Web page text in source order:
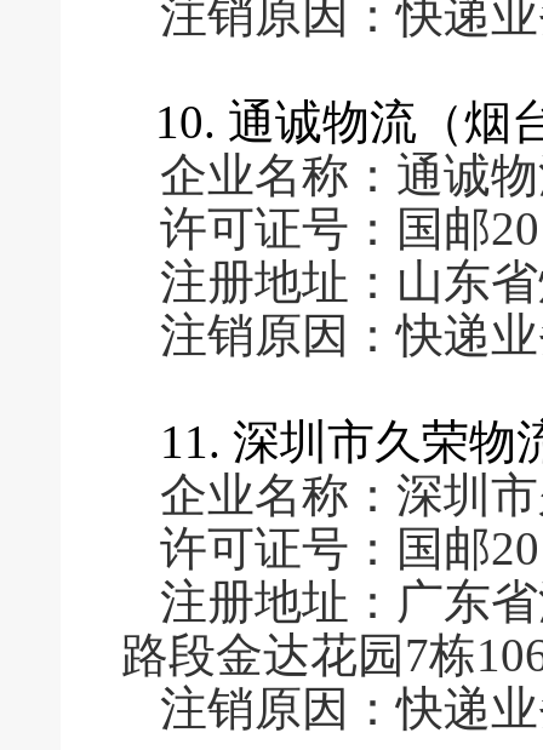
注销原因：快递
10. 通诚物流（烟
企业名称：通诚
许可证号：国邮
注册地址：山东
注销原因：快递
11. 深圳市久荣物
企业名称：深圳
许可证号：国邮
注册地址：广东
路段金达花园7栋
注销原因：快递